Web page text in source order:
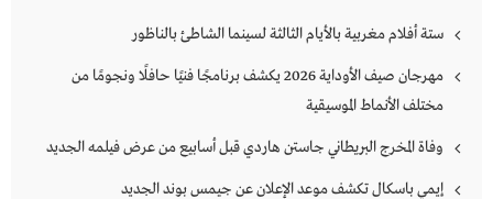
ستة أفلام مغربية بالأيام الثالثة لسينما الشاطئ بالناظور
مهرجان صيف الأوداية 2026 يكشف برنامجًا فنيًا حافلًا ونجومًا من
مختلف الأنماط الموسيقية
وفاة المخرج البريطاني جاستن هاردي قبل أسابيع من عرض فيلمه الجديد
إيمي باسكال تكشف موعد الإعلان عن جيمس بوند الجديد